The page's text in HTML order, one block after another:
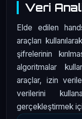
Veri
Elde edilen
araçları
şifrelerinin
algoritmalar
araçlar, izin
verilerini
gerçekleştirmek